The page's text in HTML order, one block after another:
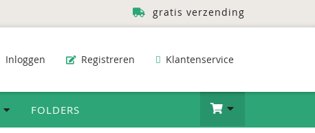
gratis verzending
Inloggen Registreren Klantenservice
FOLDERS